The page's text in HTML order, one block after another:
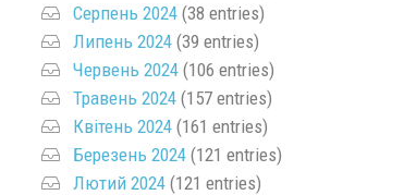
Серпень 2024(38 entries)
Липень 2024(39 entries)
Червень 2024(106 entries)
Травень 2024(157 entries)
Квітень 2024(161 entries)
Березень 2024(121 entries)
Лютий 2024(121 entries)